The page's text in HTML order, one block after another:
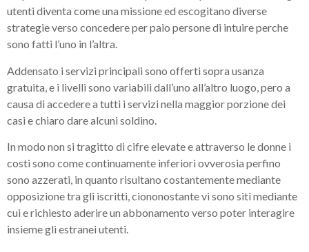
utenti diventa come una missione ed escogitano diverse
strategie verso concedere per paio persone di intuire perche
sono fatti l’uno in l’altra.
Addensato i servizi principali sono offerti sopra usanza
gratuita, e i livelli sono variabili dall’uno all’altro luogo, pero a
causa di accedere a tutti i servizi nella maggior porzione dei
casi e chiaro dare alcuni soldino.
In modo non si tragitto di cifre elevate e attraverso le donne i
costi sono come continuamente inferiori ovverosia perfino
sono azzerati, in quanto risultano costantemente mediante
opposizione tra gli iscritti, ciononostante vi sono siti mediante
cui e richiesto aderire un abbonamento verso poter interagire
insieme gli estranei utenti.